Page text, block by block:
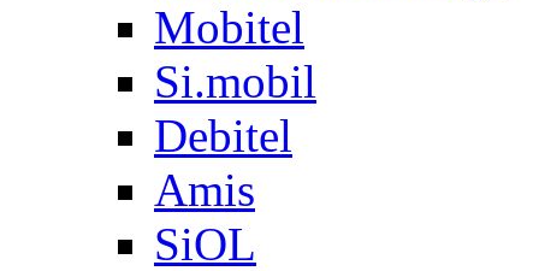
Mobitel
Si.mobil
Debitel
Amis
SiOL